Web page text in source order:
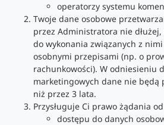
operatorzy systemu
Twoje dane osobowe
przez Administratora nie
do wykonania związanych z
osobnymi przepisami (np. o
rachunkowości). W odniesieniu
marketingowych dane nie będą
niż przez 3 lata.
Przysługuje Ci prawo żądania
dostępu do danych